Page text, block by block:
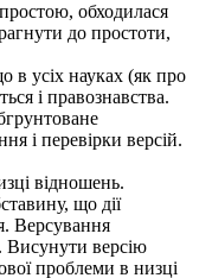
обходилася
до простоти,
в усіх науках (як про
і правознавства.
і перевірки версій.
відношень.
що дії
Версування
Висунути версію
проблеми в низці